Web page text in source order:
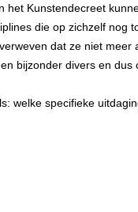
het Kunstendecreet
die op zichzelf nog
dat ze niet
bijzonder divers en
welke specifieke